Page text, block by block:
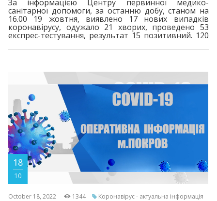
За інформацією Центру первинної медико-
санітарної допомоги, за останню добу, станом на
16.00 19 жовтня, виявлено 17 нових випадків
коронавірусу, одужало 21 хворих, проведено 53
експрес-тестування, результат 15 позитивний. 120
Шпиталізовано 3 хворих. За весь період у місті
щеплено 16543. Третя бустерна доза - 4668,
четверта - 154. Шановні покровчани! При перших
18
10
October 18, 2022 1344 Коронавірус - актуальна інформація